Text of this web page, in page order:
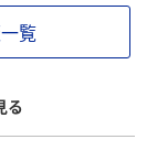
覧
る